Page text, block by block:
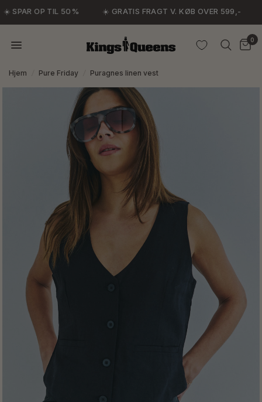
SPAR OP TIL 50% ☀️ GRATIS FRAGT V. KØB OVER 599,-
0
Hjem Pure Friday Puragnes linen vest